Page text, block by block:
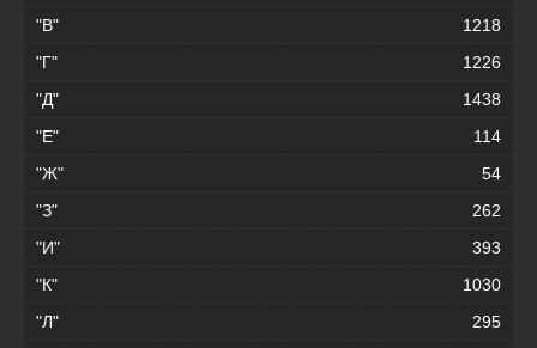
"В"
1218
"Г"
1226
"Д"
1438
"Е"
114
"Ж"
54
"З"
262
"И"
393
"К"
1030
"Л"
295